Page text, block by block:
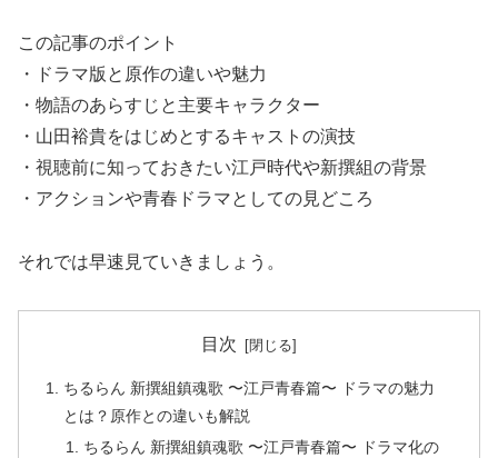
この記事のポイント
・ドラマ版と原作の違いや魅力
・物語のあらすじと主要キャラクター
・山田裕貴をはじめとするキャストの演技
・視聴前に知っておきたい江戸時代や新撰組の背景
・アクションや青春ドラマとしての見どころ
それでは早速見ていきましょう。
目次
ちるらん 新撰組鎮魂歌 〜江戸青春篇〜 ドラマの魅力
とは？原作との違いも解説
ちるらん 新撰組鎮魂歌 〜江戸青春篇〜 ドラマ化の